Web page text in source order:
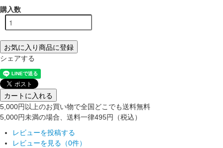
購入数
お気に入り商品に登録
シェアする
カートに入れる
5,000円以上のお買い物で全国どこでも送料無料
5,000円未満の場合、送料一律495円（税込）
レビューを投稿する
レビューを見る（0件）